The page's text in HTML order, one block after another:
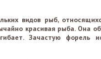
видов рыб,
красивая рыба. Она
Зачастую форель